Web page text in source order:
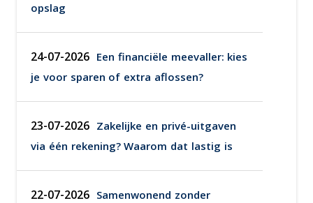
opslag
24-07-2026 Een financiële meevaller: kies
je voor sparen of extra aflossen?
23-07-2026 Zakelijke en privé-uitgaven
via één rekening? Waarom dat lastig is
22-07-2026 Samenwonend zonder